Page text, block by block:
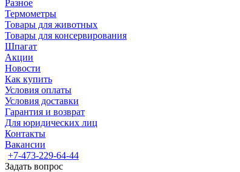
Разное
Термометры
Товары для животных
Товары для консервирования
Шпагат
Акции
Новости
Как купить
Условия оплаты
Условия доставки
Гарантия и возврат
Для юридических лиц
Контакты
Вакансии
+7-473-229-64-44
Задать вопрос